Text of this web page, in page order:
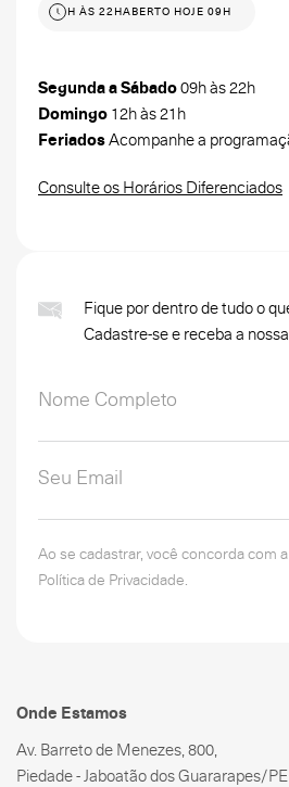
HOJE 09H ÀS 22HABERTO HOJE 09H ÀS 22H
Segunda a Sábado09h às 22h
Domingo 12h às 21h
FeriadosAcompanhe a
Consulte os Horários Diferenciados
Fique por dentro de tudo o
Cadastre-se e receba a
Ao se cadastrar, você concorda com
Política de Privacidade.
Onde Estamos
Av. Barreto de Menezes, 800,
Piedade - Jaboatão dos Guararapes/PE